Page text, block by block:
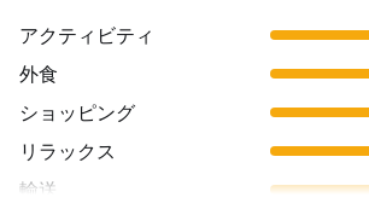
アクティビティ
外食
ショッピング
リラックス
輸送